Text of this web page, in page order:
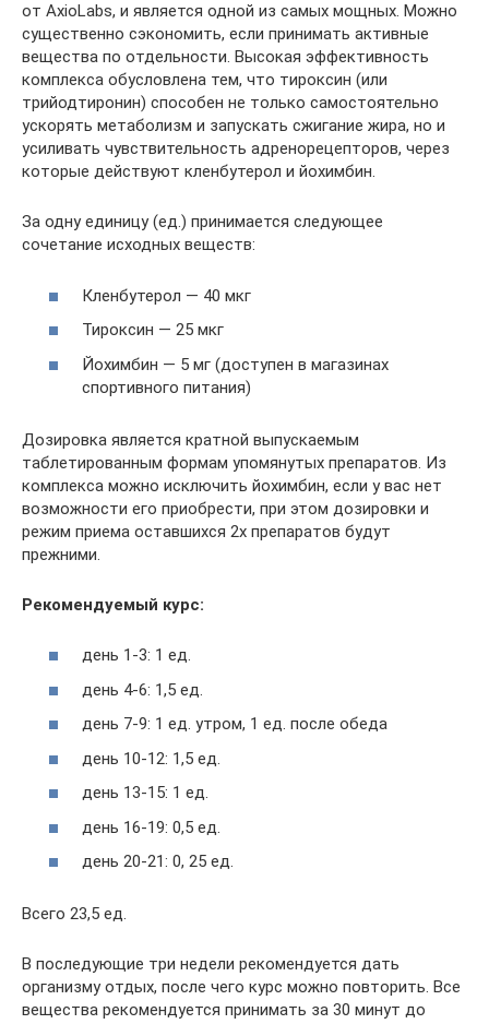
от AxioLabs, и является одной из самых мощных. Можно
существенно сэкономить, если принимать активные
вещества по отдельности. Высокая эффективность
комплекса обусловлена тем, что тироксин (или
трийодтиронин) способен не только самостоятельно
ускорять метаболизм и запускать сжигание жира, но и
усиливать чувствительность адренорецепторов, через
которые действуют кленбутерол и йохимбин.
За одну единицу (ед.) принимается следующее
сочетание исходных веществ:
Кленбутерол — 40 мкг
Тироксин — 25 мкг
Йохимбин — 5 мг (доступен в магазинах
спортивного питания)
Дозировка является кратной выпускаемым
таблетированным формам упомянутых препаратов. Из
комплекса можно исключить йохимбин, если у вас нет
возможности его приобрести, при этом дозировки и
режим приема оставшихся 2х препаратов будут
прежними.
Рекомендуемый курс:
день 1-3: 1 ед.
день 4-6: 1,5 ед.
день 7-9: 1 ед. утром, 1 ед. после обеда
день 10-12: 1,5 ед.
день 13-15: 1 ед.
день 16-19: 0,5 ед.
день 20-21: 0, 25 ед.
Всего 23,5 ед.
В последующие три недели рекомендуется дать
организму отдых, после чего курс можно повторить. Все
вещества рекомендуется принимать за 30 минут до